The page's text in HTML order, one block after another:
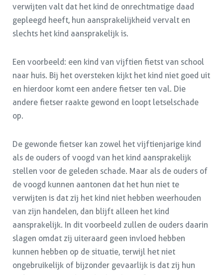
verwijten valt dat het kind de onrechtmatige daad
gepleegd heeft, hun aansprakelijkheid vervalt en
slechts het kind aansprakelijk is.
Een voorbeeld: een kind van vijftien fietst van school
naar huis. Bij het oversteken kijkt het kind niet goed uit
en hierdoor komt een andere fietser ten val. Die
andere fietser raakte gewond en loopt letselschade
op.
De gewonde fietser kan zowel het vijftienjarige kind
als de ouders of voogd van het kind aansprakelijk
stellen voor de geleden schade. Maar als de ouders of
de voogd kunnen aantonen dat het hun niet te
verwijten is dat zij het kind niet hebben weerhouden
van zijn handelen, dan blijft alleen het kind
aansprakelijk. In dit voorbeeld zullen de ouders daarin
slagen omdat zij uiteraard geen invloed hebben
kunnen hebben op de situatie, terwijl het niet
ongebruikelijk of bijzonder gevaarlijk is dat zij hun